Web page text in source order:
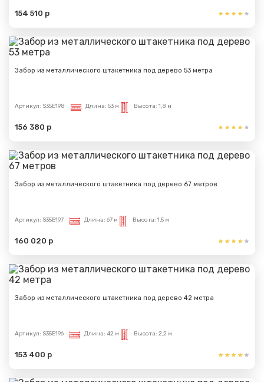
154 510 р
Забор из металлического штакетника под дерево 53 метра
Артикул: S35E198 Длина: 53 м Высота: 1,8 м
156 380 р
Забор из металлического штакетника под дерево 67 метров
Артикул: S35E197 Длина: 67 м Высота: 1,5 м
160 020 р
Забор из металлического штакетника под дерево 42 метра
Артикул: S35E196 Длина: 42 м Высота: 2,2 м
153 400 р